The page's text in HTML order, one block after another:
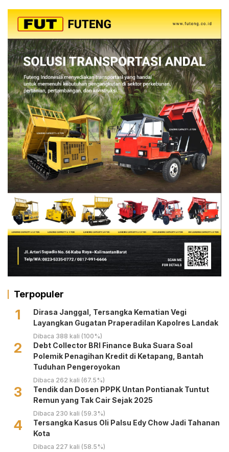
Terpopuler
1
Dirasa Janggal, Tersangka Kematian Vegi
Layangkan Gugatan Praperadilan Kapolres Landak
Dibaca 388 kali (100%)
2
Debt Collector BRI Finance Buka Suara Soal
Polemik Penagihan Kredit di Ketapang, Bantah
Tuduhan Pengeroyokan
Dibaca 262 kali (67.5%)
3
Tendik dan Dosen PPPK Untan Pontianak Tuntut
Remun yang Tak Cair Sejak 2025
Dibaca 230 kali (59.3%)
4
Tersangka Kasus Oli Palsu Edy Chow Jadi Tahanan
Kota
Dibaca 227 kali (58.5%)